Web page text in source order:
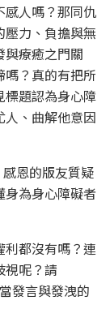
感人嗎？那同仇
壓力、負擔與無
與療癒之門關
嗎？真的有把所
標題認為身心障
、曲解他意因
恩的版友質疑
為身心障礙者
都沒有嗎？連
視呢？請
發言與發洩的